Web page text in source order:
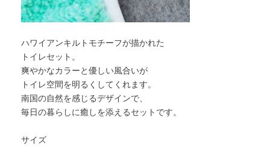
ハワイアンキルトモチーフが描かれた
トイレセット。
爽やかなカラーと優しい風合いが
トイレ空間を明るくしてくれます。
南国の自然を感じるデザインで、
毎日の暮らしに癒しを添えるセットです。
サイズ